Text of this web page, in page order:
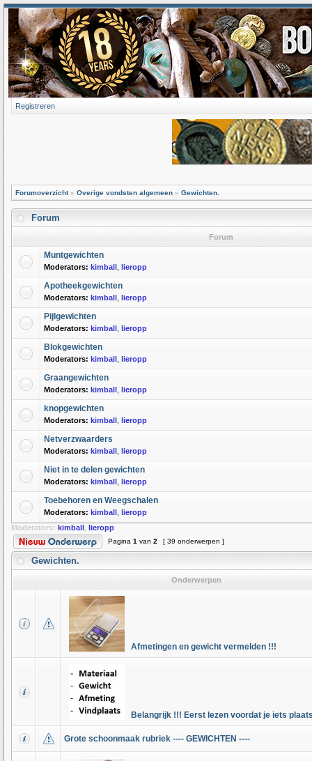
Registreren
Forumoverzicht» Overige vondsten algemeen » Gewichten.
Forum
Forum
Muntgewichten
Moderators: kimball lieropp
Apotheekgewichten
Moderators: kimball lieropp
Pijlgewichten
Moderators: kimball lieropp
Blokgewichten
Moderators: kimball lieropp
Graangewichten
Moderators: kimball lieropp
knopgewichten
Moderators: kimball lieropp
Netverzwaarders
Moderators: kimball lieropp
Niet in te delen gewichten
Moderators: kimball lieropp
Toebehoren en Weegschalen
Moderators: kimball lieropp
Moderators: kimball, lieropp
Pagina 1 van 2 [ 39 onderwerpen ]
Gewichten.
Onderwerpen
Afmetingen en gewicht vermelden !!!
Belangrijk !!! Eerst lezen voordat je iets
Grote schoonmaak rubriek ---- GEWICHTEN ----